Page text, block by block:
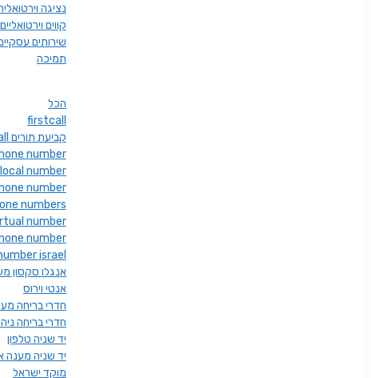
נציגה
קווים וירטואליים
שירותים
תמיכה
הכל
firstcall
firstcall קביעת תורים
number
number
number
numbers
number
number
israel
אנגלו סקסון
אנטי וירוס
חדרי בריחה
חדרי בריחה
יד שניה טלפון
יד שניה מענה
מוקד ישראל